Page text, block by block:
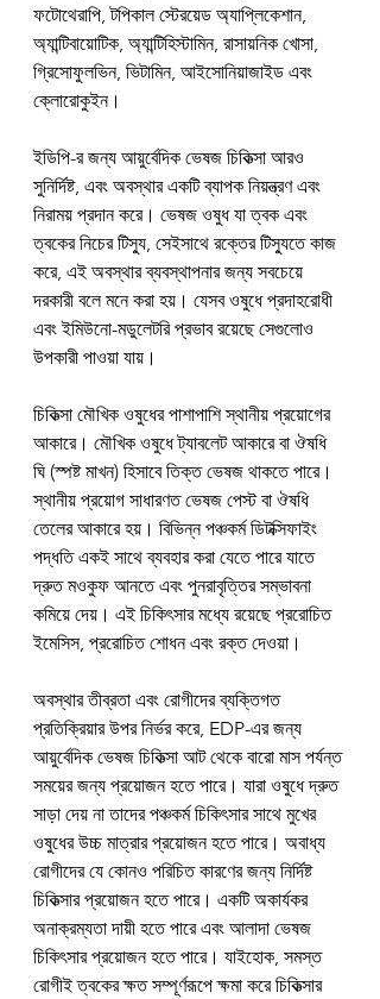
ফটোথেরাপি, টপিকাল স্টেরয়েড অ্যাপ্লিকেশান,
অ্যান্টিবায়োটিক, অ্যান্টিহিস্টামিন, রাসায়নিক খোসা,
গ্রিসোফুলভিন, ভিটামিন, আইসোনিয়াজাইড এবং
ক্লোরোকুইন।
ইডিপি-র জন্য আয়ুর্বেদিক ভেষজ চিকিত্সা আরও
সুনির্দিষ্ট, এবং অবস্থার একটি ব্যাপক নিয়ন্ত্রণ এবং
নিরাময় প্রদান করে। ভেষজ ওষুধ যা ত্বক এবং
ত্বকের নিচের টিস্যু, সেইসাথে রক্তের টিস্যুতে কাজ
করে, এই অবস্থার ব্যবস্থাপনার জন্য সবচেয়ে
দরকারী বলে মনে করা হয়। যেসব ওষুধে প্রদাহরোধী
এবং ইমিউনো-মডুলেটরি প্রভাব রয়েছে সেগুলোও
উপকারী পাওয়া যায়।
চিকিত্সা মৌখিক ওষুধের পাশাপাশি স্থানীয় প্রয়োগের
আকারে। মৌখিক ওষুধে ট্যাবলেট আকারে বা ঔষধি
ঘি (স্পষ্ট মাখন) হিসাবে তিক্ত ভেষজ থাকতে পারে।
স্থানীয় প্রয়োগ সাধারণত ভেষজ পেস্ট বা ঔষধি
তেলের আকারে হয়। বিভিন্ন পঞ্চকর্ম ডিটক্সিফাইং
পদ্ধতি একই সাথে ব্যবহার করা যেতে পারে যাতে
দ্রুত মওকুফ আনতে এবং পুনরাবৃত্তির সম্ভাবনা
কমিয়ে দেয়। এই চিকিৎসার মধ্যে রয়েছে প্ররোচিত
ইমেসিস, প্ররোচিত শোধন এবং রক্ত ​​দেওয়া।
অবস্থার তীব্রতা এবং রোগীদের ব্যক্তিগত
প্রতিক্রিয়ার উপর নির্ভর করে, EDP-এর জন্য
আয়ুর্বেদিক ভেষজ চিকিত্সা আট থেকে বারো মাস পর্যন্ত
সময়ের জন্য প্রয়োজন হতে পারে। যারা ওষুধে দ্রুত
সাড়া দেয় না তাদের পঞ্চকর্ম চিকিৎসার সাথে মুখের
ওষুধের উচ্চ মাত্রার প্রয়োজন হতে পারে। অবাধ্য
রোগীদের যে কোনও পরিচিত কারণের জন্য নির্দিষ্ট
চিকিত্সার প্রয়োজন হতে পারে। একটি অকার্যকর
অনাক্রম্যতা দায়ী হতে পারে এবং আলাদা ভেষজ
চিকিৎসার প্রয়োজন হতে পারে। যাইহোক, সমস্ত
রোগীই ত্বকের ক্ষত সম্পূর্ণরূপে ক্ষমা করে চিকিত্সার